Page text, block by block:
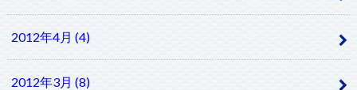
2012年4月 (4)
2012年3月 (8)